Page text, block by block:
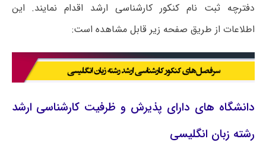
دفترچه ثبت نام کنکور کارشناسی ارشد اقدام نمایند. این
اطلاعات از طریق صفحه زیر قابل مشاهده است:
دانشگاه های دارای پذیرش و ظرفیت کارشناسی ارشد
رشته زبان انگلیسی